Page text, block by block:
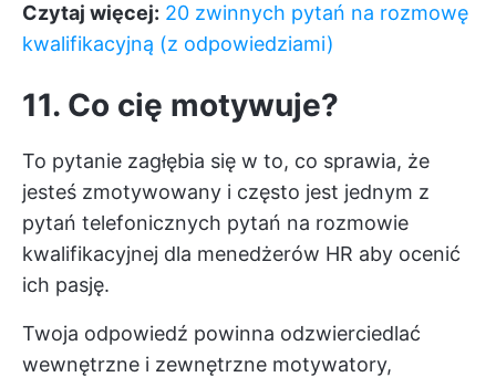
Czytaj więcej: 20 zwinnych pytań na rozmowę
kwalifikacyjną (z odpowiedziami)
11. Co cię motywuje?
To pytanie zagłębia się w to, co sprawia, że
jesteś zmotywowany i często jest jednym z
pytań telefonicznych pytań na rozmowie
kwalifikacyjnej dla menedżerów HR aby ocenić
ich pasję.
Twoja odpowiedź powinna odzwierciedlać
wewnętrzne i zewnętrzne motywatory,